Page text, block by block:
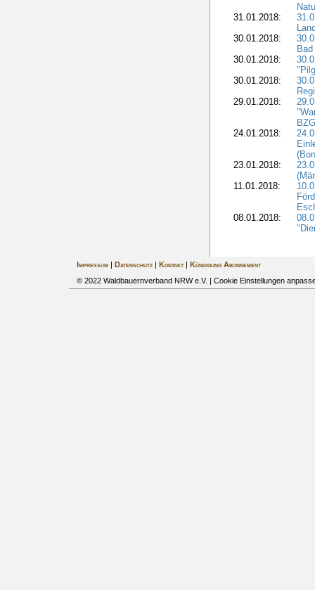
31.01.2018:
30.01.2018:
30.01.2018:
30.01.2018:
29.01.2018:
24.01.2018:
23.01.2018:
11.01.2018:
08.01.2018:
Impressum| Datenschutz| Kontakt|
Kündigung Abonnement
© 2022 Waldbauernverband NRW e.V. | Cookie Einstellungen